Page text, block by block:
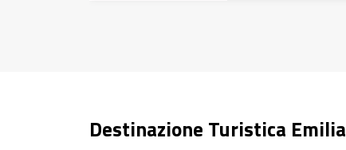
Destinazione Turistica Emilia